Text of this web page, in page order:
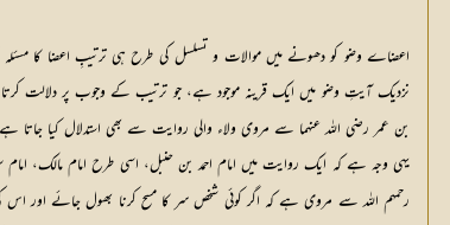
اعضاے وضو کو دھونے میں موالات و تسلسل کی طرح ہی ترتیبِ اعضا کا
نزدیک آیتِ وضو میں ایک قرینہ موجود ہے، جو ترتیب کے وجوب پر دلالت کرتا
بن عمر رضی اللہ عنہما سے مروی ولاء والی روایت سے بھی استدلال کیا
یہی وجہ ہے کہ ایک روایت میں امام احمد بن حنبل، اسی طرح امام مالک،
رحمہم اللہ سے مروی ہے کہ اگر کوئی شخص سر کا مسح کرنا بھول جائے اور